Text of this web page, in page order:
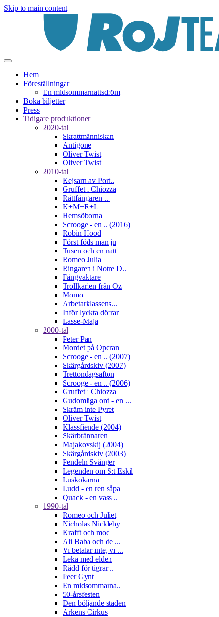
Skip to main content
Hem
Föreställningar
En midsommarnattsdröm
Boka biljetter
Press
Tidigare produktioner
2020-tal
Skrattmänniskan
Antigone
Oliver Twist
Oliver Twist
2010-tal
Kejsarn av Port..
Gruffet i Chiozza
Råttfångaren ...
K+M+R+L
Hemsöborna
Scrooge - en .. (2016)
Robin Hood
Först föds man ju
Tusen och en natt
Romeo Julia
Ringaren i Notre D..
Fångvaktare
Trollkarlen från Oz
Momo
Arbetarklassens...
Inför lyckta dörrar
Lasse-Maja
2000-tal
Peter Pan
Mordet på Operan
Scrooge - en .. (2007)
Skärgårdskiv (2007)
Trettondagsafton
Scrooge - en .. (2006)
Gruffet i Chiozza
Gudomliga ord - en ...
Skräm inte Pyret
Oliver Twist
Klassfiende (2004)
Skärbrännaren
Majakovskij (2004)
Skärgårdskiv (2003)
Pendeln Svänger
Legenden om S:t Eskil
Luskokarna
Ludd - en ren såpa
Quack - en vass ..
1990-tal
Romeo och Juliet
Nicholas Nickleby
Krafft och mod
Ali Baba och de ...
Vi betalar inte, vi ...
Leka med elden
Rädd för tigrar ..
Peer Gynt
En midsommarna..
50-årsfesten
Den böljande staden
Arkens Cirkus